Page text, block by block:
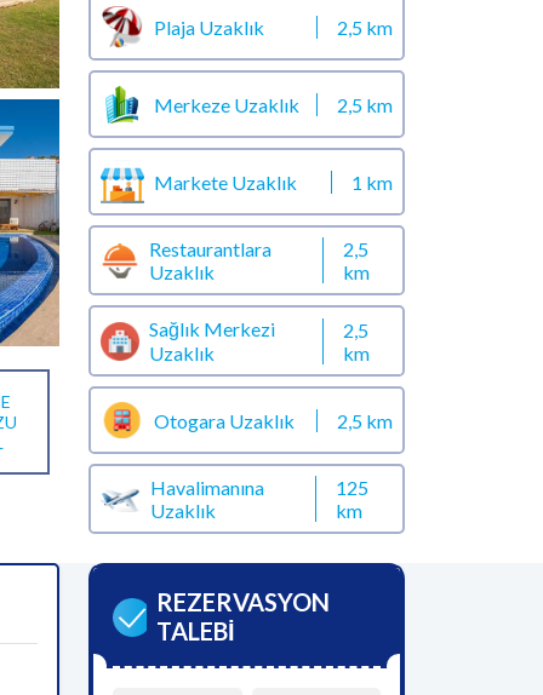
Plaja Uzaklık 2,5 km
Merkeze Uzaklık 2,5 km
Markete Uzaklık 1 km
Restaurantlara
Uzaklık
2,5
km
Sağlık Merkezi
Uzaklık
2,5
km
Otogara Uzaklık 2,5 km
Havalimanına
Uzaklık
125
km
REZERVASYON
TALEBİ